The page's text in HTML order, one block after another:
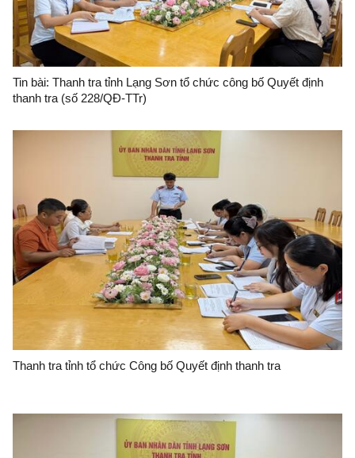
Tin bài: Thanh tra tỉnh Lạng Sơn tổ chức công bố Quyết định
thanh tra (số 228/QĐ-TTr)
Thanh tra tỉnh tổ chức Công bố Quyết định thanh tra